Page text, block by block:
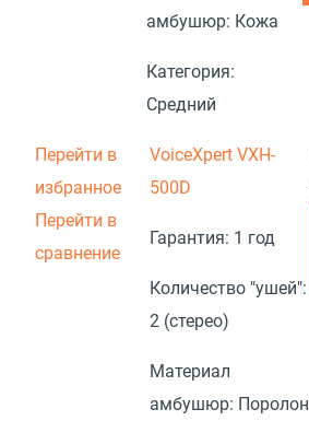
амбушюр: Кожа
Категория:
Средний
Перейти в
избранное
Перейти в
сравнение
VoiceXpert VXH-
500D
Гарантия: 1 год
Количество "ушей":
2 (стерео)
Материал
амбушюр: Поролон